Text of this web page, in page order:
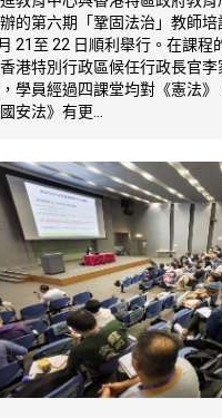
的第六期「鞏固法治」教師
21至 22 日順利舉行。在課程
港特別行政區候任行政長官
學員經過四課堂均對《憲法
安法》有更...